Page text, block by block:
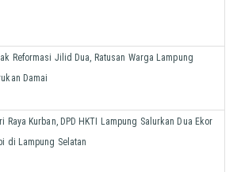
Reformasi Jilid Dua, Ratusan Warga Lampung
Damai
Raya Kurban, DPD HKTI Lampung Salurkan Dua Ekor
di Lampung Selatan